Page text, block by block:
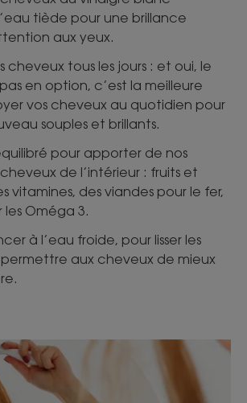
tiède pour une brillance
aux yeux.
cheveux tous les jours : et oui, le
en option, c’est la meilleure
vos cheveux au quotidien pour
souples et brillants.
pour apporter de nos
de l’intérieur : fruits et
vitamines, des viandes pour le fer,
les Oméga 3.
à l’eau froide, pour lisser les
permettre aux cheveux de mieux